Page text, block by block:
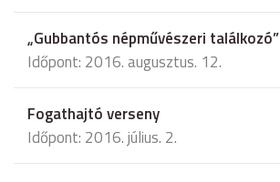
„Gubbantós népművészeri találkozó”
Időpont: 2016. augusztus. 12.
Fogathajtó verseny
Időpont: 2016. július. 2.